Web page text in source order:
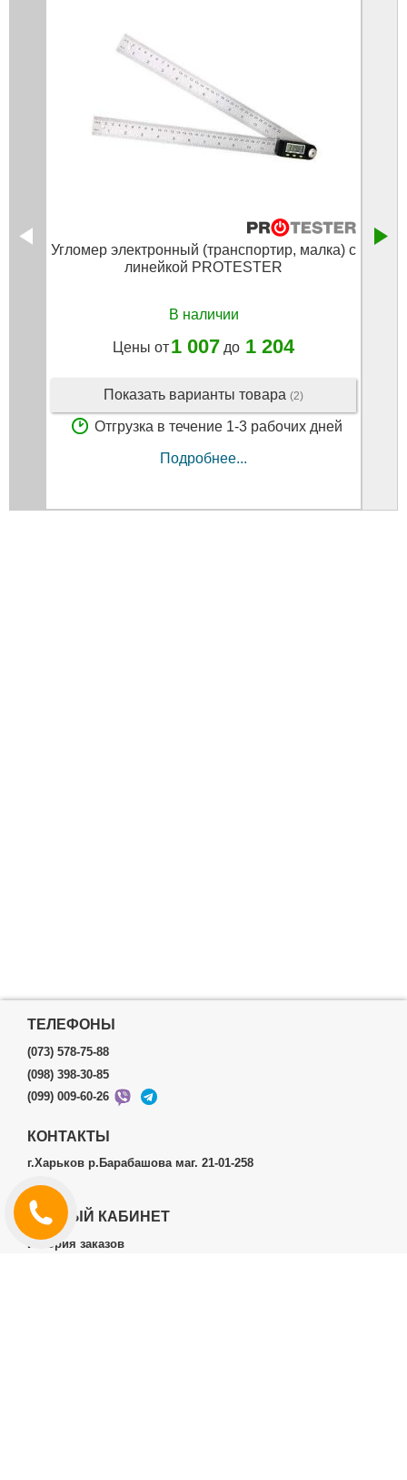
Угломер электронный (транспортир, малка) с
линейкой PROTESTER
В наличии
Цены от1 007 до 1 204
Показать варианты товара (2)
Отгрузка в течение 1-3 рабочих дней
Подробнее...
ТЕЛЕФОНЫ
(073) 578-75-88
(098) 398-30-85
(099) 009-60-26
КОНТАКТЫ
г.Харьков р.Барабашова маг. 21-01-258
ЛИЧНЫЙ КАБИНЕТ
История заказов